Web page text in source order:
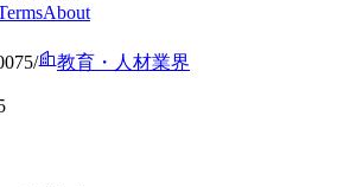
About
/ 教育・人材業界